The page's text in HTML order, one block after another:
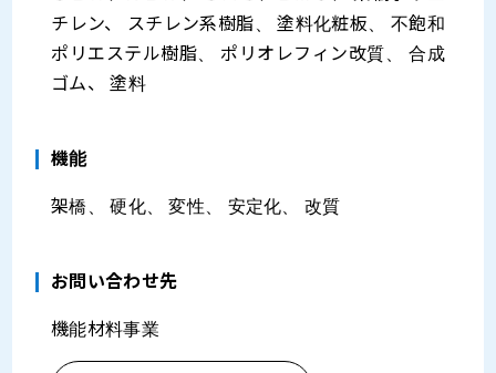
チレン、 スチレン系樹脂、 塗料化粧板、 不飽和
ポリエステル樹脂、 ポリオレフィン改質、 合成
ゴム、 塗料
機能
架橋、 硬化、 変性、 安定化、 改質
お問い合わせ先
機能材料事業